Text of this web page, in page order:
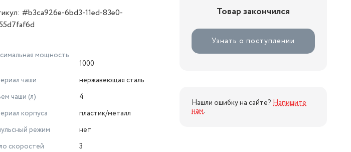
#b3ca926e-6bd3-11ed-83e0-
мощность
1000
чаши
нержавеющая сталь
чаши (л)
4
корпуса
пластик/металл
режим
нет
скоростей
3
Товар закончился
Узнать о поступлении
Нашли ошибку на сайте? Напишите
нам.